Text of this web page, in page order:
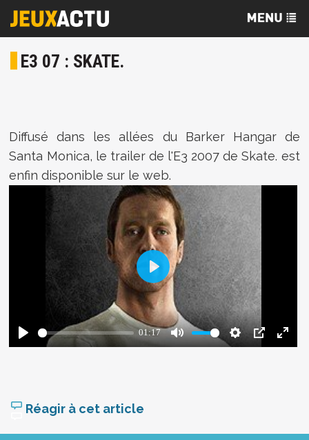
E3 07 : SKATE.
Diffusé dans les allées du Barker Hangar de
Santa Monica, le trailer de l'E3 2007 de Skate. est
enfin disponible sur le web.
Réagir à cet article